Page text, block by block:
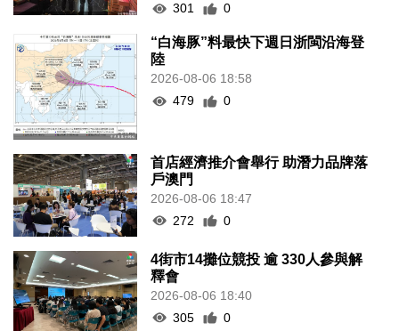
301
0
“白海豚”料最快下週日浙閩沿海登
陸
2026-08-06 18:58
479
0
首店經濟推介會舉行 助潛力品牌落
戶澳門
2026-08-06 18:47
272
0
4街市14攤位競投 逾 330人參與解
釋會
2026-08-06 18:40
305
0